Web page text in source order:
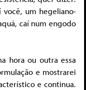
você, um hegeliano-
caí num engodo
hora ou outra essa
e mostrarei
e continua.